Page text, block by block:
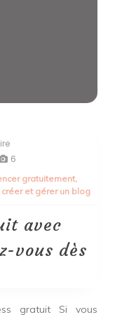
on
Créer
blog
gratuit
WordPress
:
vous
6
gratuitement,
créer et gérer un blog
avec
vous dès
gratuit Si vous